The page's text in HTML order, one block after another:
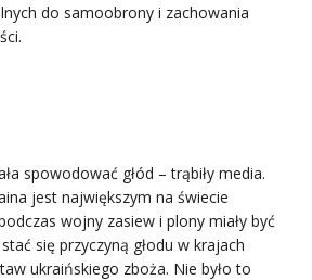
do samoobrony i zachowania
spowodować głód – trąbiły media.
jest największym na świecie
wojny zasiew i plony miały być
się przyczyną głodu w krajach
ukraińskiego zboża. Nie było to